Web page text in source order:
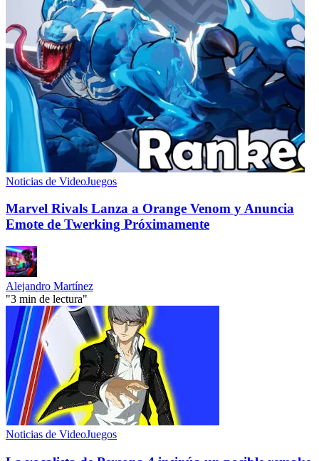
Noticias de VideoJuegos
Marvel Rivals Lanza a Orange Venom y Anuncia
Emote de Twerking Próximamente
Alejandro Martínez
"3 min de lectura"
Noticias de VideoJuegos